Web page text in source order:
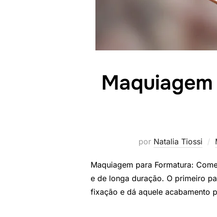
por Natalia Tiossi
Maquiagem para Formatura:
e de longa duração. O primeiro
fixação e dá aquele acabamento